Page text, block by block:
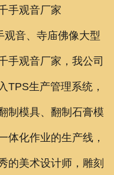
手观音厂家
观音、寺庙佛像大型
手观音厂家 ，我公司
TPS生产管理系统，
制模具、翻制石膏模
体化作业的生产线，
的美术设计师，雕刻